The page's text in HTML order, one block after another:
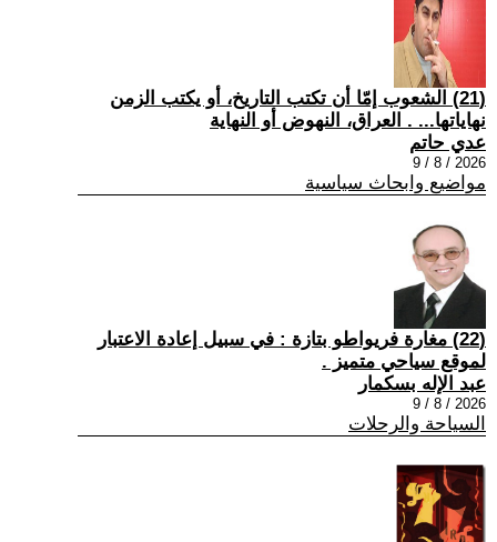
(21) الشعوب إمّا أن تكتب التاريخ، أو يكتب الزمن
نهاياتها... . العراق، النهوض أو النهاية
عدي حاتم
2026 / 8 / 9
مواضيع وابحاث سياسية
(22) مغارة فريواطو بتازة : في سبيل إعادة الاعتبار
لموقع سياحي متميز .
عبد الإله بسكمار
2026 / 8 / 9
السياحة والرحلات